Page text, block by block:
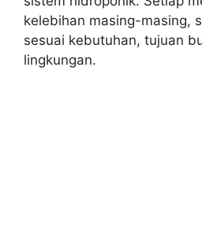
kelebihan masing-masing,
sesuai kebutuhan, tujuan
lingkungan.